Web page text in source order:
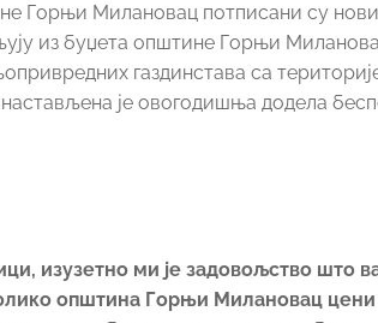
Горњи Милановац потписани су
из буџета општине Горњи
газдинстава са
је овогодишња додела
изузетно ми је задовољство што
општина Горњи Милановац